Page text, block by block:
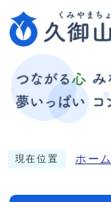
現在位置 ホーム